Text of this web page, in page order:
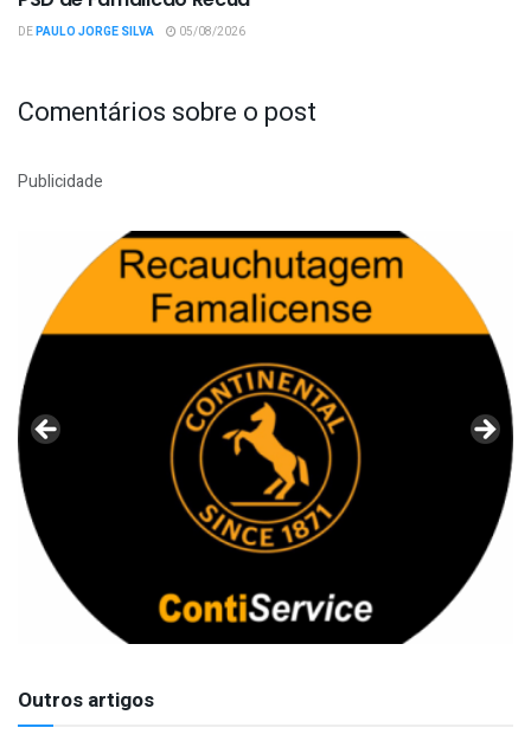
DEPAULO JORGE SILVA 05/08/2026
Comentários sobre o post
Publicidade
Outros artigos